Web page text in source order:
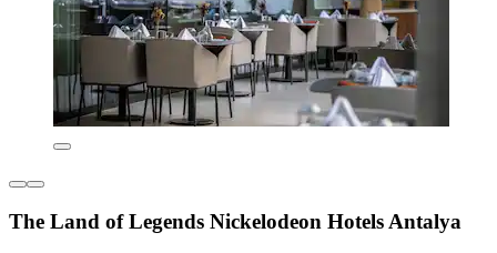
The Land of Legends Nickelodeon Hotels Antalya